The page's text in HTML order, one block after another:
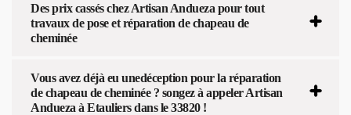
Des prix cassés chez Artisan Andueza pour tout
travaux de pose et réparation de chapeau de
cheminée
Vous avez déjà eu unedéception pour la réparation
de chapeau de cheminée ? songez à appeler Artisan
Andueza à Etauliers dans le 33820 !